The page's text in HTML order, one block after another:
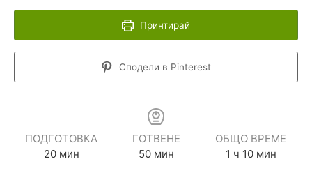
Принтирай
Сподели в Pinterest
ПОДГОТОВКА
20 мин
ГОТВЕНЕ
50 мин
ОБЩО ВРЕМЕ
1 ч 10 мин